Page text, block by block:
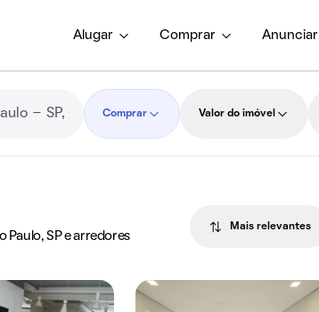
Alugar Comprar Anunciar
Comprar Valor do imóvel
Paulo, SP e arredores
Mais relevantes